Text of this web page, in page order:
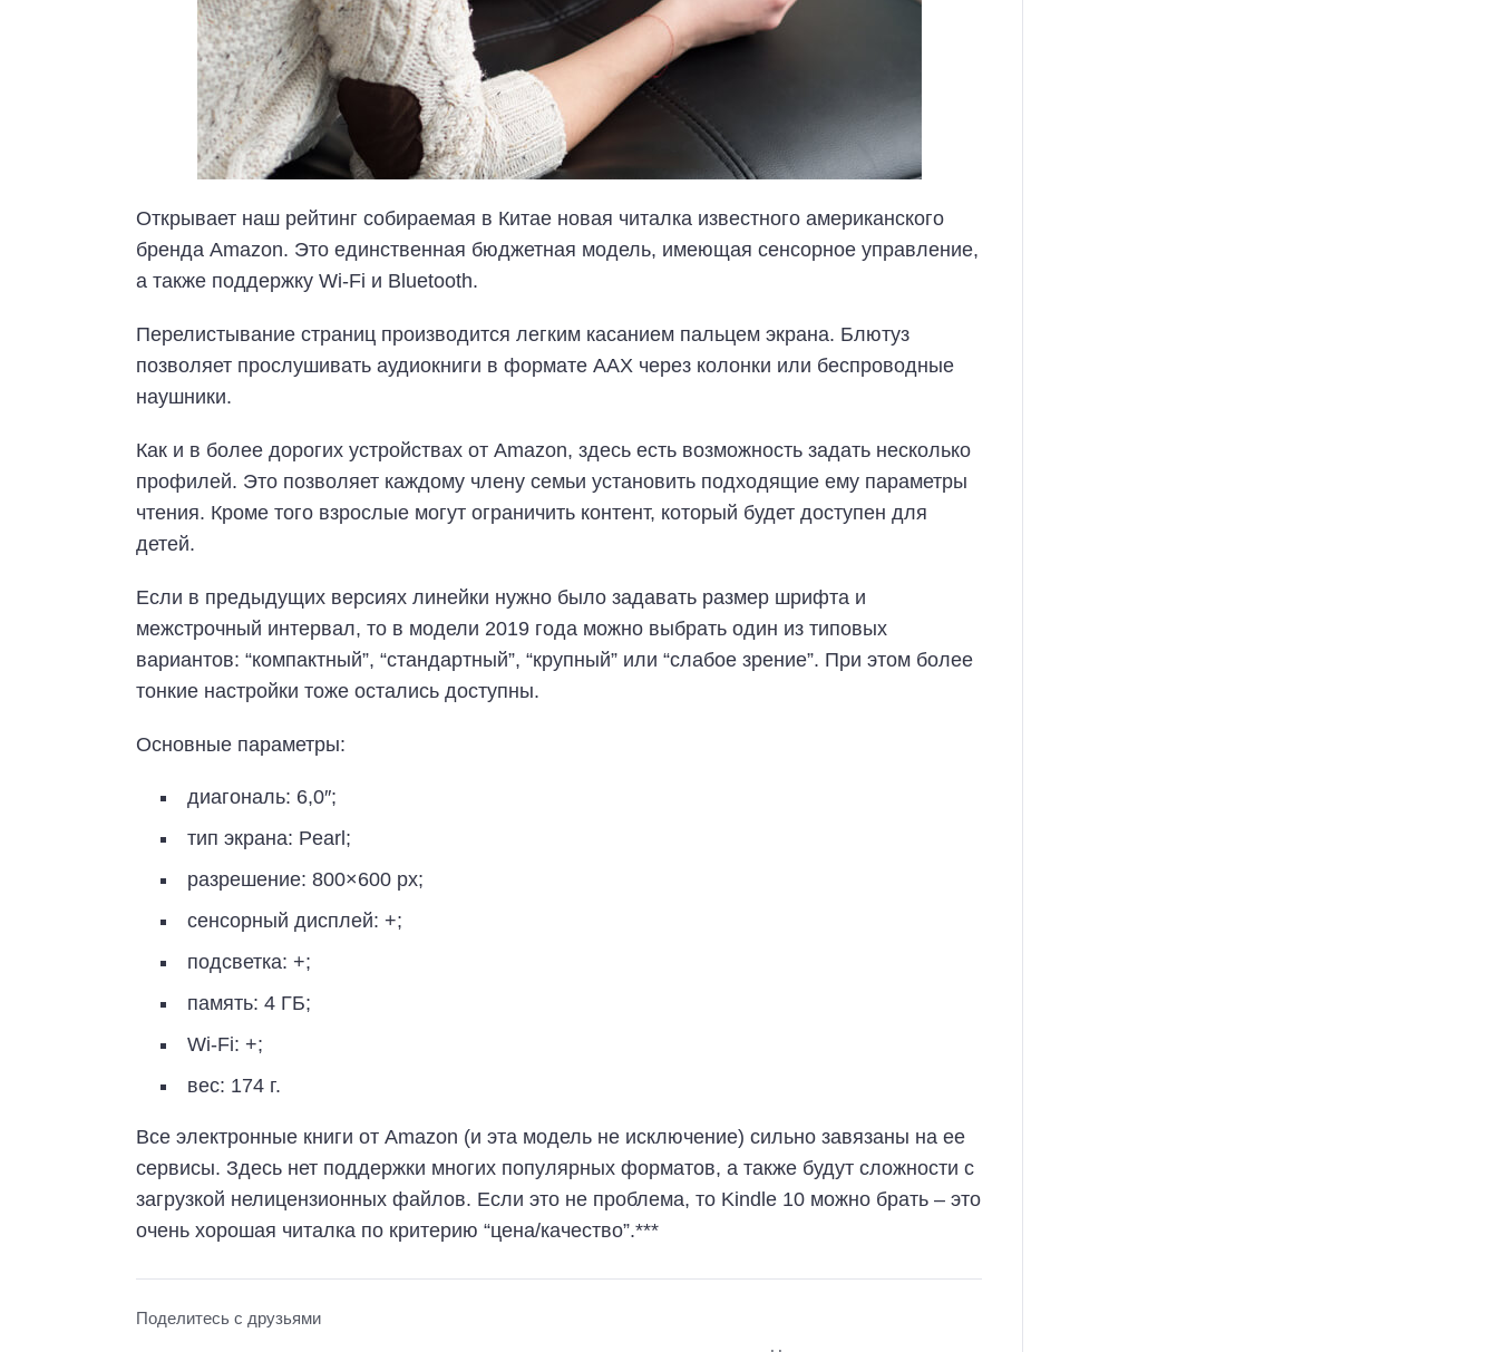
Открывает наш рейтинг собираемая в Китае новая читалка известного американского
бренда Amazon. Это единственная бюджетная модель, имеющая сенсорное управление,
а также поддержку Wi-Fi и Bluetooth.
Перелистывание страниц производится легким касанием пальцем экрана. Блютуз
позволяет прослушивать аудиокниги в формате AAX через колонки или беспроводные
наушники.
Как и в более дорогих устройствах от Amazon, здесь есть возможность задать несколько
профилей. Это позволяет каждому члену семьи установить подходящие ему параметры
чтения. Кроме того взрослые могут ограничить контент, который будет доступен для
детей.
Если в предыдущих версиях линейки нужно было задавать размер шрифта и
межстрочный интервал, то в модели 2019 года можно выбрать один из типовых
вариантов: “компактный”, “стандартный”, “крупный” или “слабое зрение”. При этом более
тонкие настройки тоже остались доступны.
Основные параметры:
диагональ: 6,0″;
тип экрана: Pearl;
разрешение: 800×600 рх;
сенсорный дисплей: +;
подсветка: +;
память: 4 ГБ;
Wi-Fi: +;
вес: 174 г.
Все электронные книги от Amazon (и эта модель не исключение) сильно завязаны на ее
сервисы. Здесь нет поддержки многих популярных форматов, а также будут сложности с
загрузкой нелицензионных файлов. Если это не проблема, то Kindle 10 можно брать – это
очень хорошая читалка по критерию “цена/качество”.***
Поделитесь с друзьями